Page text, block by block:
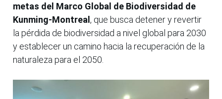
metas del Marco Global de Biodiversidad de
Kunming-Montreal , que busca detener y revertir
la pérdida de biodiversidad a nivel global para 2030
y establecer un camino hacia la recuperación de la
naturaleza para el 2050.